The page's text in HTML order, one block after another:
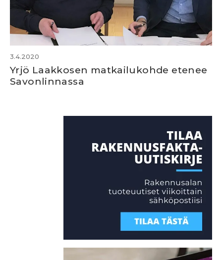
3.4.2020
Yrjö Laakkosen matkailukohde etenee
Savonlinnassa